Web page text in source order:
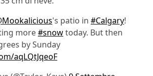
's patio in #Calgary!
more#snowtoday. But then
by Sunday
aqLQtJqeoF